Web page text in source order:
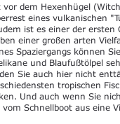
dem Hexenhügel
eines vulkanischen
ist es einer der ersten
einer großen arten
Spaziergangs können
und Blaufußtölpel
Sie auch hier nicht
tropischen
Und auch wenn Sie
Schnellboot aus eine